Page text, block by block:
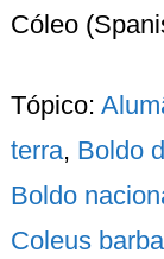
Cóleo
Tópico:
terra, Boldo
Boldo
Coleus